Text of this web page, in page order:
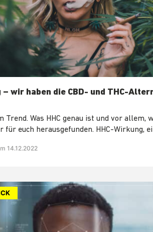
– wir haben die CBD- und THC-
Trend. Was HHC genau ist und vor allem,
euch herausgefunden. HHC-Wirkung,
14.12.2022